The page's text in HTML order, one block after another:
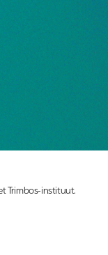
Trimbos-instituut.